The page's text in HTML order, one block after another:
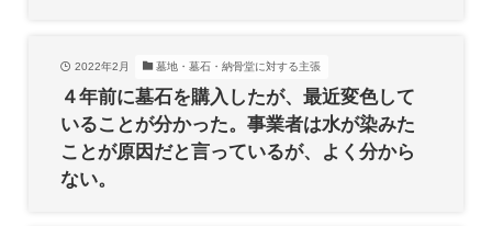
2022年2月 墓地・墓石・納骨堂に対する主張
４年前に墓石を購入したが、最近変色して
いることが分かった。事業者は水が染みた
ことが原因だと言っているが、よく分から
ない。